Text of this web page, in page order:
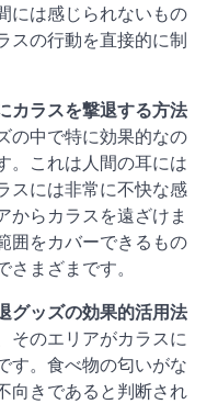
には感じられないもの
スの行動を直接的に制
カラスを撃退する方法
の中で特に効果的なの
。これは人間の耳には
スには非常に不快な感
からカラスを遠ざけま
囲をカバーできるもの
まざまです。
グッズの効果的活用法
そのエリアがカラスに
す。食べ物の匂いがな
向きであると判断され